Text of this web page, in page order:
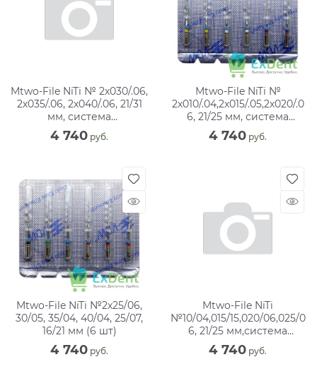
Mtwo-File NiTi № 2х030/.06,
2х035/.06, 2х040/.06, 21/31
мм, система
вращающихся файлов (6
шт)
4 740 руб.
Mtwo-File NiTi №
2х010/.04,2х015/.05,2х020/.0
6, 21/25 мм, система
вращающихся файлов (6
шт)
4 740 руб.
Mtwo-File NiTi №2х25/06,
30/05, 35/04, 40/04, 25/07,
16/21 мм (6 шт)
4 740 руб.
Mtwo-File NiTi
№10/04,015/15,020/06,025/0
6, 21/25 мм,система
вращающихся файлов (4
шт)
4 740 руб.